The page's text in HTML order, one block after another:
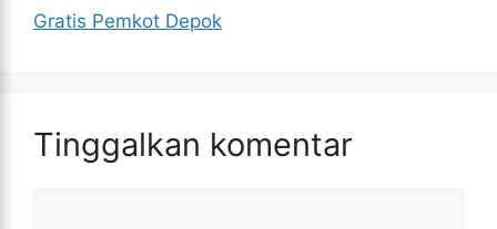
Gratis Pemkot Depok
Tinggalkan komentar